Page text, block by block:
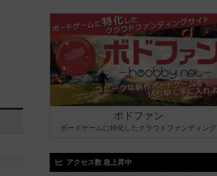
ボドファン
ボードゲームに特化したクラウドファンディング
アクセス数 急上昇中